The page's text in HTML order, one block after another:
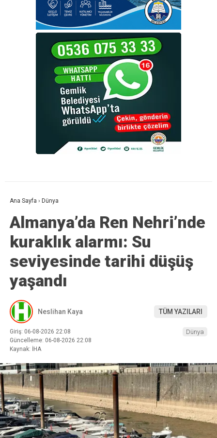
Ana Sayfa › Dünya
Almanya’da Ren Nehri’nde
kuraklık alarmı: Su
seviyesinde tarihi düşüş
yaşandı
Neslihan Kaya TÜM YAZILARI
Giriş: 06-08-2026 22:08
Güncelleme: 06-08-2026 22:08
Kaynak: İHA
Dünya